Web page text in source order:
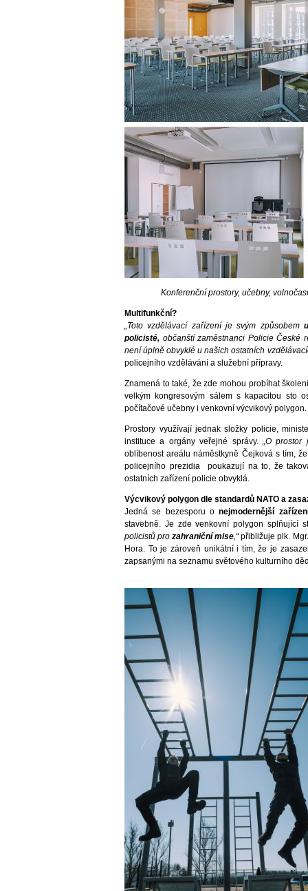
Konferenční prostory, učebny,
Multifunkční?
„Toto vzdělávací zařízení je svým způsobem
policisté, občanští zaměstnanci Policie České
není úplně obvyklé u našich ostatních
policejního vzdělávání a služební přípravy.
Znamená to také, že zde mohou probíhat
velkým kongresovým sálem s kapacitou sto
počítačové učebny i venkovní výcvikový polygon.
Prostory využívají jednak složky policie,
instituce a orgány veřejné správy. „O
oblíbenost areálu náměstkyně Čejková s tím,
policejního prezidia poukazují na to, že
ostatních zařízení policie obvyklá.
Výcvikový polygon dle standardů NATO a
Jedná se bezesporu onejmodernější
stavebně. Je zde venkovní polygon splňující
policistů prozahraniční mise,“přibližuje plk.
Hora. To je zároveň unikátní i tím, že je
zapsanými na seznamu světového kulturního